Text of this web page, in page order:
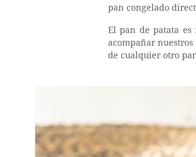
pan congelado
El pan de patata
acompañar
de cualquier otro